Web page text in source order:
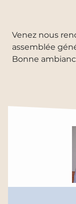
Venez nous
assemblée
Bonne